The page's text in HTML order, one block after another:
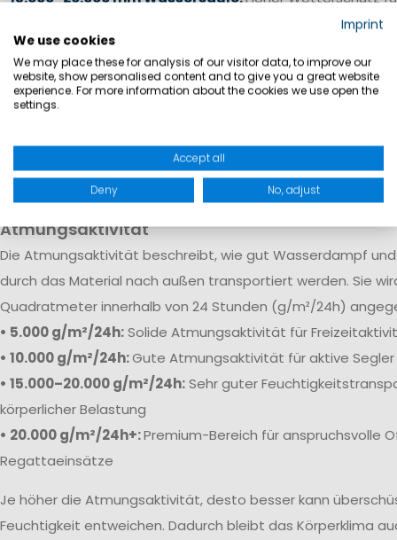
• 20.000 mm+ Wassersäule:
Bedingungen auf See
Gerade bei Segelhosen und Salopetten ist neben einer
robuste Verstärkungen sorgen dafür, dass Feuchtigkeit
Bedingungen zuverlässig draußen bleibt.
Atmungsaktivität
Die Atmungsaktivität beschreibt, wie gut Wasserdampf
durch das Material nach außen transportiert werden. Sie
Quadratmeter innerhalb von 24 Stunden (g/m²/24h)
• 5.000 g/m²/24h:Solide Atmungsaktivität für
• 10.000 g/m²/24h:Gute Atmungsaktivität für aktive Segler
• 15.000–20.000 g/m²/24h:Sehr guter
körperlicher Belastung
• 20.000 g/m²/24h+:Premium-Bereich für anspruchsvolle
Regattaeinsätze
Je höher die Atmungsaktivität, desto besser kann
Feuchtigkeit entweichen. Dadurch bleibt das Körperklima
Imprint
We use cookies
We may place these for analysis of our visitor data, to improve our
website, show personalised content and to give you a great website
experience. For more information about the cookies we use open the
settings.
Accept all
Deny No, adjust